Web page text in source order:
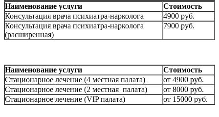
Наименование услуги
Стоимость
Консультация врача психиатра-нарколога
4900 руб.
Консультация врача психиатра-нарколога
(расширенная)
7900 руб.
Наименование услуги
Стоимость
Стационарное лечение (4 местная палата)
от 4900 руб.
Стационарное лечение (2 местная палата)
от 8000 руб.
Стационарное лечение (VIP палата)
от 15000 руб.